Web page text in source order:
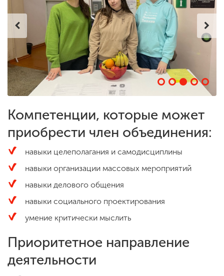
Компетенции, которые может
приобрести член объединения:
навыки целеполагания и самодисциплины
навыки организации массовых мероприятий
навыки делового общения
навыки социального проектирования
умение критически мыслить
Приоритетное направление
деятельности